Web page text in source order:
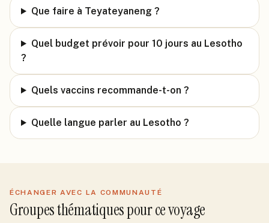
Que faire à Teyateyaneng ?
Quel budget prévoir pour 10 jours au Lesotho
?
Quels vaccins recommande-t-on ?
Quelle langue parler au Lesotho ?
ÉCHANGER AVEC LA COMMUNAUTÉ
Groupes thématiques pour ce voyage